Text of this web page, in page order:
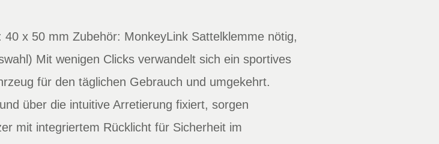
x 50 mm Zubehör: MonkeyLink Sattelklemme nötig,
Mit wenigen Clicks verwandelt sich ein sportives
für den täglichen Gebrauch und umgekehrt.
über die intuitive Arretierung fixiert, sorgen
mit integriertem Rücklicht für Sicherheit im